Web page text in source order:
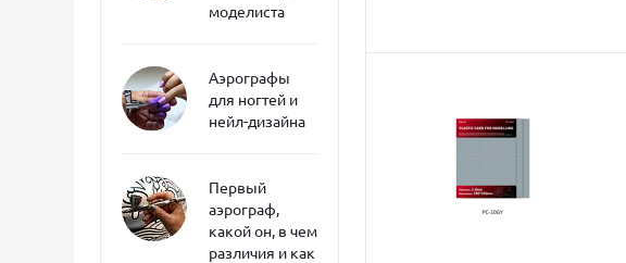
моделиста
Аэрографы
для ногтей и
нейл-дизайна
Первый
аэрограф,
какой он, в чем
различия и как